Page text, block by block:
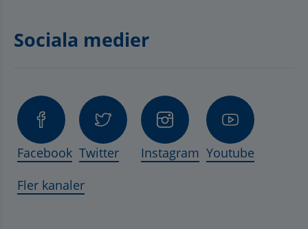
Sociala medier
Facebook Twitter Instagram Youtube
Fler kanaler